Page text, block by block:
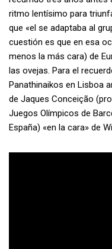
ritmo lentísimo para
que «el se adaptaba al
cuestión es que en esa
menos la más cara) de
las ovejas. Para el
Panathinaikos en Lisboa
de Jaques Conceição
Juegos Olímpicos de
España) «en la cara» de